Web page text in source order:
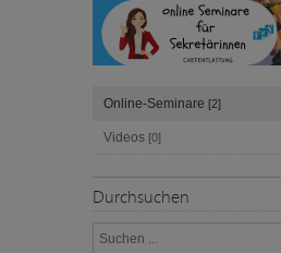
Online-Seminare [2]
Videos [0]
Durchsuchen